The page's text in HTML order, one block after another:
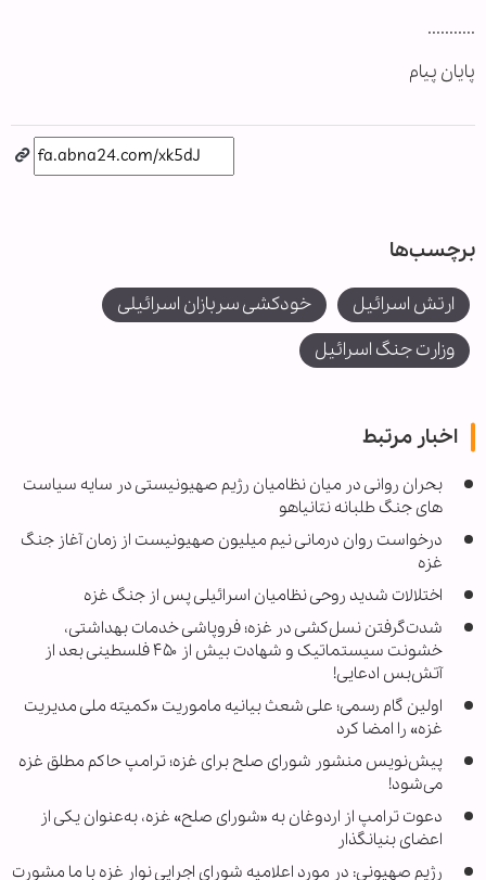
...........
پایان پیام
برچسب‌ها
ارتش اسرائیل
خودکشی سربازان اسرائیلی
وزارت جنگ اسرائیل
اخبار مرتبط
بحران روانی در میان نظامیان رژیم صهیونیستی در سایه سیاست
های جنگ طلبانه نتانیاهو
درخواست روان درمانی نیم میلیون صهیونیست از زمان آغاز جنگ
غزه
اختلالات شدید روحی نظامیان اسرائیلی پس از جنگ غزه
شدت‌گرفتن نسل‌کشی در غزه؛ فروپاشی خدمات بهداشتی،
خشونت سیستماتیک و شهادت بیش از ۴۵۰ فلسطینی بعد از
آتش‌بس ادعایی!
اولین گام رسمی؛ علی شعث بیانیه ماموریت «کمیته ملی مدیریت
غزه» را امضا کرد
پیش‌نویس منشور شورای صلح برای غزه؛ ترامپ حاکم مطلق غزه
می‌شود!
دعوت ترامپ از اردوغان به «شورای صلح» غزه، به‌عنوان یکی از
اعضای بنیانگذار
رژیم صهیونی: در مورد اعلامیه شورای اجرایی نوار غزه با ما مشورت